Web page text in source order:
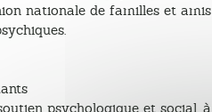
nationale de familles et amis
psychologique et social, à